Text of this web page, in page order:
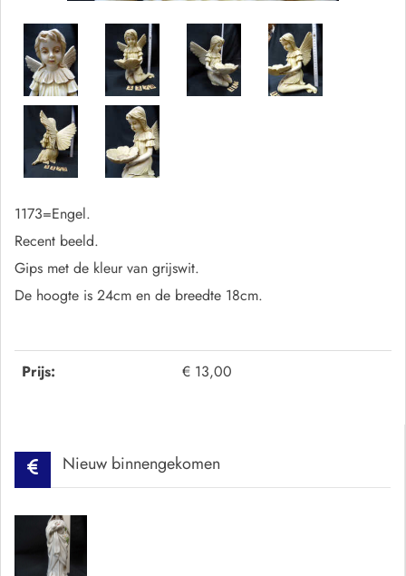
Prijs: € 13,00
1173=Engel.
Recent beeld.
Gips met de kleur van grijswit.
De hoogte is 24cm en de breedte 18cm.
Nieuw binnengekomen